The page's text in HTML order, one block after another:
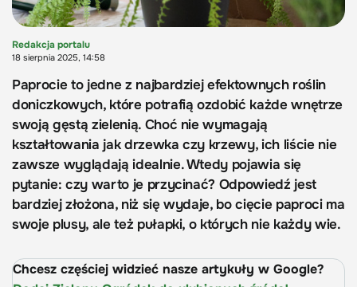
Redakcja portalu
18 sierpnia 2025, 14:58
Paprocie to jedne z najbardziej efektownych roślin
doniczkowych, które potrafią ozdobić każde wnętrze
swoją gęstą zielenią. Choć nie wymagają
kształtowania jak drzewka czy krzewy, ich liście nie
zawsze wyglądają idealnie. Wtedy pojawia się
pytanie: czy warto je przycinać? Odpowiedź jest
bardziej złożona, niż się wydaje, bo cięcie paproci ma
swoje plusy, ale też pułapki, o których nie każdy wie.
Chcesz częściej widzieć nasze artykuły w Google?